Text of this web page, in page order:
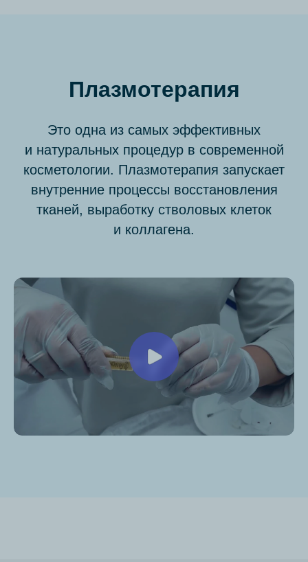
Плазмотерапия
Это одна из самых эффективных
и натуральных процедур в современной
косметологии. Плазмотерапия запускает
внутренние процессы восстановления
тканей, выработку стволовых клеток
и коллагена.